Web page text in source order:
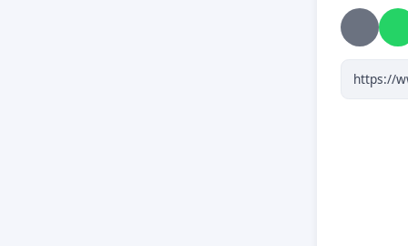
nestaje
razuma,